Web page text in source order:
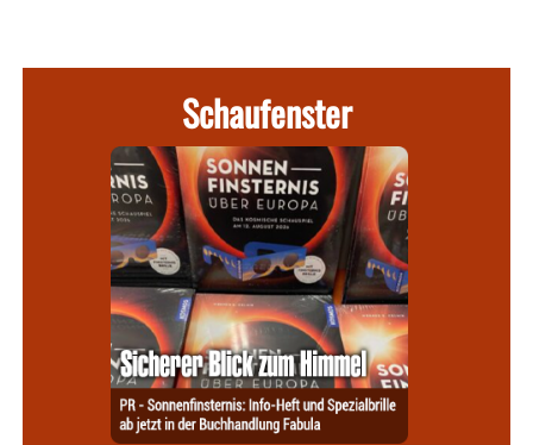
Schaufenster